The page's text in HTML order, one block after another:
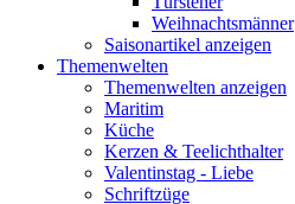
Weihnachtsmänner
Saisonartikel anzeigen
Themenwelten
Themenwelten anzeigen
Maritim
Küche
Kerzen & Teelichthalter
Valentinstag - Liebe
Schriftzüge